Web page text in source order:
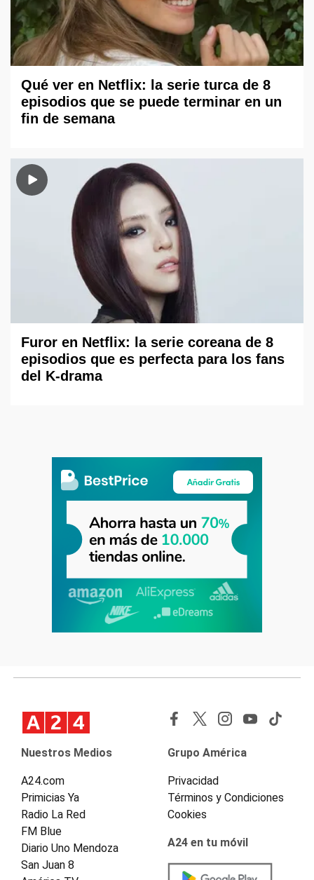
Qué ver en Netflix: la serie turca de 8
episodios que se puede terminar en un
fin de semana
Furor en Netflix: la serie coreana de 8
episodios que es perfecta para los fans
del K-drama
Nuestros Medios
A24.com
Primicias Ya
Radio La Red
FM Blue
Diario Uno Mendoza
San Juan 8
Grupo América
Privacidad
Términos y Condiciones
Cookies
A24 en tu móvil